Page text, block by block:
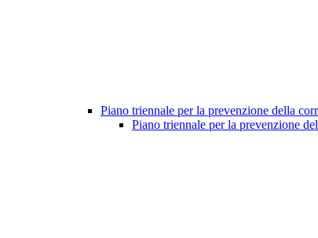
Piano triennale per la prevenzione della
Piano triennale per la prevenzione